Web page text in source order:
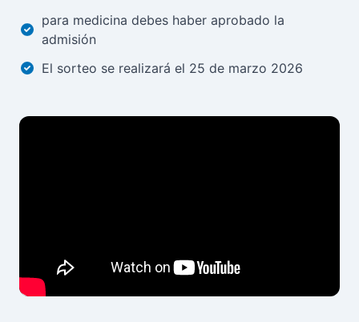
para medicina debes haber aprobado la
admisión
El sorteo se realizará el 25 de marzo 2026